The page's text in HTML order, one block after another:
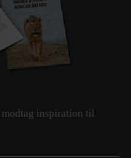
inspiration til